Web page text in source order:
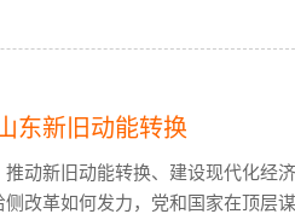
东新旧动能转换
动新旧动能转换、建设现代化经
改革如何发力，党和国家在顶层